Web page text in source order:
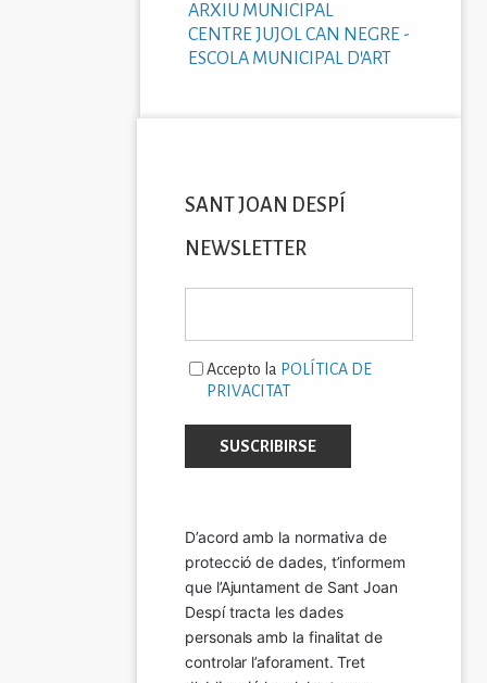
ARXIU MUNICIPAL
CENTRE JUJOL CAN NEGRE -
ESCOLA MUNICIPAL D'ART
SANT JOAN DESPÍ
NEWSLETTER
Accepto la POLÍTICA DE
PRIVACITAT
D’acord amb la normativa de
protecció de dades, t’informem
que l’Ajuntament de Sant Joan
Despí tracta les dades
personals amb la finalitat de
controlar l’aforament. Tret